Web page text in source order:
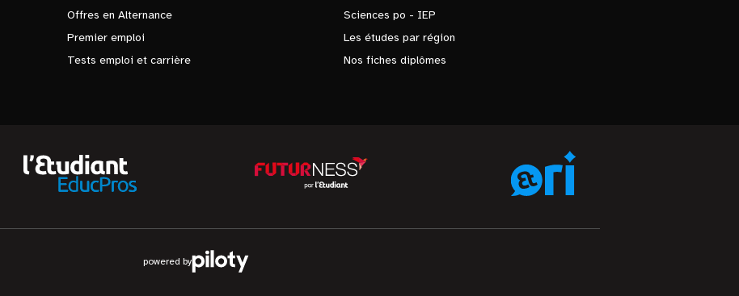
Offres en Alternance
Premier emploi
Tests emploi et carrière
Sciences po - IEP
Les études par région
Nos fiches diplômes
powered by